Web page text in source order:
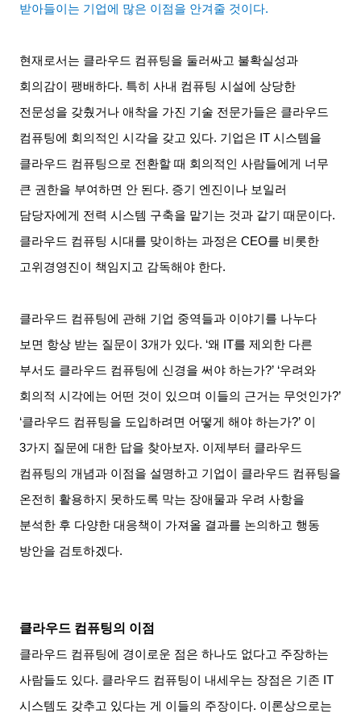
받아들이는 기업에 많은 이점을 안겨줄 것이다.
현재로서는 클라우드 컴퓨팅을 둘러싸고 불확실성과
회의감이 팽배하다. 특히 사내 컴퓨팅 시설에 상당한
전문성을 갖췄거나 애착을 가진 기술 전문가들은 클라우드
컴퓨팅에 회의적인 시각을 갖고 있다. 기업은 IT시스템을
클라우드 컴퓨팅으로 전환할 때 회의적인 사람들에게 너무
큰 권한을 부여하면 안 된다. 증기 엔진이나 보일러
담당자에게 전력 시스템 구축을 맡기는 것과 같기 때문이다.
클라우드 컴퓨팅 시대를 맞이하는 과정은 CEO를 비롯한
고위경영진이 책임지고 감독해야 한다.
클라우드 컴퓨팅에 관해 기업 중역들과 이야기를 나누다
보면 항상 받는 질문이
3개가 있다. ‘왜 IT를 제외한 다른
부서도 클라우드 컴퓨팅에 신경을 써야 하는가?’ ‘우려와
회의적 시각에는 어떤 것이 있으며 이들의 근거는 무엇인가?’
‘클라우드 컴퓨팅을 도입하려면 어떻게 해야 하는가?’ 이
3가지 질문에 대한 답을 찾아보자. 이제부터 클라우드
컴퓨팅의 개념과 이점을 설명하고 기업이 클라우드 컴퓨팅을
온전히 활용하지 못하도록 막는 장애물과 우려 사항을
분석한 후 다양한 대응책이 가져올 결과를 논의하고 행동
방안을 검토하겠다.
클라우드 컴퓨팅의 이점
클라우드 컴퓨팅에 경이로운 점은 하나도 없다고 주장하는
사람들도 있다. 클라우드 컴퓨팅이 내세우는 장점은 기존 IT
시스템도 갖추고 있다는 게 이들의 주장이다. 이론상으로는